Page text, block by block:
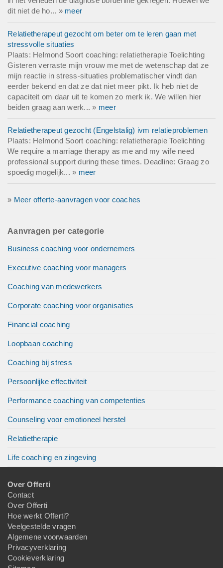
dit niet de ho... » meer
Relatietherapeut gezocht om beter om te leren gaan met
stressvolle situaties
Plaats: Helmond Soort coaching: relatietherapie Toelichting
Gisteren verraste mijn vrouw me met de wetenschap dat ze
mijn reactie in stress-situaties problematischer vindt dan
eerder bekend en dat ze dat niet meer pikt. Ik heb niet de
capaciteit om daar uit te komen zo merk ik. We willen hier
beiden graag aan werk... » meer
Relatietherapeut gezocht (Engelstalig) ivm relatieproblemen
Plaats: Helmond Soort coaching: relatietherapie Toelichting
We require a marriage therapy as me and my wife need
professional support during these times. Deadline: Graag zo
spoedig mogelijk... » meer
» Meer offerte-aanvragen voor coaches
Aanvragen per categorie
Business coaching voor ondernemers
Executive coaching voor managers
Coaching van medewerkers
Corporate coaching voor organisaties
Financial coaching
Loopbaan coaching
Coaching bij stress
Persoonlijke effectiviteit
Performance coaching van competenties
Counseling voor emotioneel herstel
Relatietherapie
Life coaching en zingeving
Over Offerti
Contact
Over Offerti
Hoe werkt Offerti?
Veelgestelde vragen
Algemene voorwaarden
Privacyverklaring
Cookieverklaring